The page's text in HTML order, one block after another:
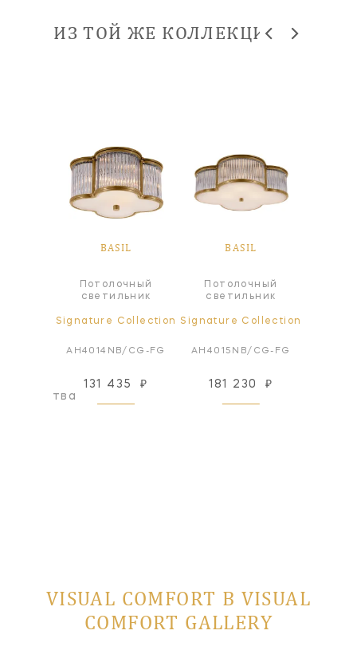
ИЗ ТОЙ ЖЕ КОЛЛЕКЦИИ
BASIL
Потолочный
светильник
Signature Collection
AH4014NB/CG-FG
131 435 ₽
BASIL
Потолочный
светильник
Signature Collection
AH4015NB/CG-FG
181 230 ₽
VISUAL COMFORT В VISUAL
COMFORT GALLERY